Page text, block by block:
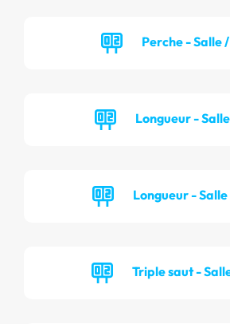
Perche - Salle
Longueur -
Longueur - Salle
Triple saut -